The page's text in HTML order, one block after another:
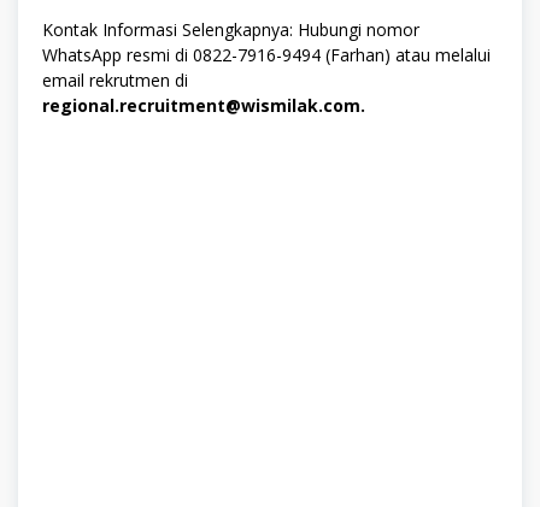
Kontak Informasi Selengkapnya: Hubungi nomor
WhatsApp resmi di 0822-7916-9494 (Farhan) atau melalui
email rekrutmen di
regional.recruitment@wismilak.com.